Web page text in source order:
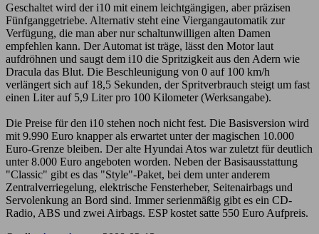
Geschaltet wird der i10 mit einem leichtgängigen, aber präzisen
Fünfganggetriebe. Alternativ steht eine Viergangautomatik zur
Verfügung, die man aber nur schaltunwilligen alten Damen
empfehlen kann. Der Automat ist träge, lässt den Motor laut
aufdröhnen und saugt dem i10 die Spritzigkeit aus den Adern wie
Dracula das Blut. Die Beschleunigung von 0 auf 100 km/h
verlängert sich auf 18,5 Sekunden, der Spritverbrauch steigt um fast
einen Liter auf 5,9 Liter pro 100 Kilometer (Werksangabe).
Die Preise für den i10 stehen noch nicht fest. Die Basisversion wird
mit 9.990 Euro knapper als erwartet unter der magischen 10.000
Euro-Grenze bleiben. Der alte Hyundai Atos war zuletzt für deutlich
unter 8.000 Euro angeboten worden. Neben der Basisausstattung
"Classic" gibt es das "Style"-Paket, bei dem unter anderem
Zentralverriegelung, elektrische Fensterheber, Seitenairbags und
Servolenkung an Bord sind. Immer serienmäßig gibt es ein CD-
Radio, ABS und zwei Airbags. ESP kostet satte 550 Euro Aufpreis.